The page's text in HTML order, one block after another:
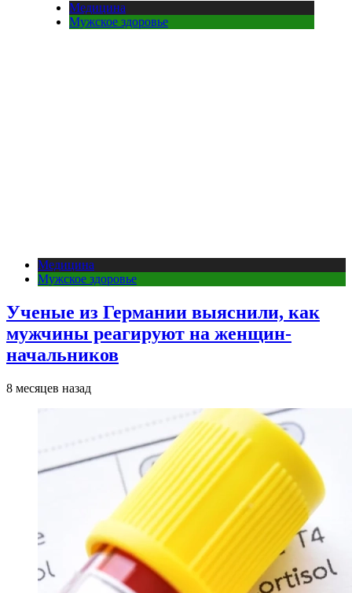
Медицина
Мужское здоровье
Медицина
Мужское здоровье
Ученые из Германии выяснили, как
мужчины реагируют на женщин-
начальников
8 месяцев назад